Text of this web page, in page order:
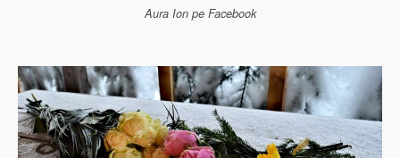
Aura Ion pe Facebook